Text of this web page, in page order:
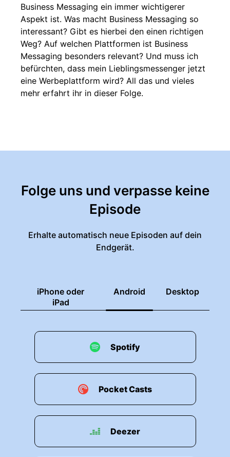
Business Messaging ein immer wichtigerer
Aspekt ist. Was macht Business Messaging so
interessant? Gibt es hierbei den einen richtigen
Weg? Auf welchen Plattformen ist Business
Messaging besonders relevant? Und muss ich
befürchten, dass mein Lieblingsmessenger jetzt
eine Werbeplattform wird? All das und vieles
mehr erfahrt ihr in dieser Folge.
Folge uns und verpasse keine
Episode
Erhalte automatisch neue Episoden auf dein
Endgerät.
iPhone oder
iPad
Android Desktop
Spotify
Pocket Casts
Deezer